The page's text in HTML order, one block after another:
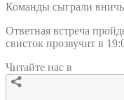
Команды сыграли
Ответная встреча
свисток прозвучит в
Читайте нас в